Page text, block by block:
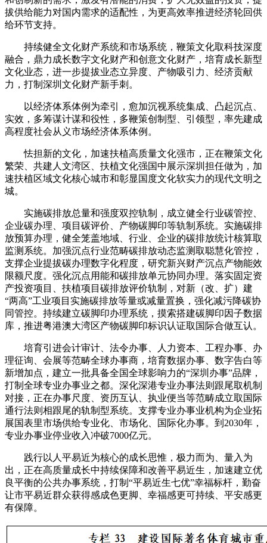
拔供给能力对国内需求的适配性，为更高效率推进经济轮回供
给环节支持。
持续健全文化财产系统和市场系统，鞭策文化取科技深度
融合，鼎力成长数字文化财产和创意文化财产，培育成长新型
文化业态，进一步提拔业态立异度、产物吸引力、经济贡献
力，打制深圳文化财产新手刺。
以经济体系体例为牵引，愈加沉视系统集成、凸起沉点、
实效，多筹谋计谋和役性，多鞭策创制型、引领型，率先建成
高程度社会从义市场经济体系体例。
怯担新的文化，加速扶植高质量文化强市，正在鞭策文化
繁荣、共建人文湾区、扶植文化强国中展示深圳担任做为，加
速扶植区域文化核心城市和彰显国度文化软实力的现代文明之
城。
实施碳排放总量和强度双控轨制，成立健全行业碳管控、
企业碳办理、项目碳评价、产物碳脚印等轨制系统。实施碳排
放预算办理，健全笼盖地域、行业、企业的碳排放统计核算取
监测系统。加强沉点行业范畴碳排放动态监测取聪慧化管控，
支撑企业提拔碳办理数字化程度，研究新兴财产沉点产物能效
限额尺度。强化沉点用能和碳排放单元协同办理。落实固定资
产投资项目、扶植项目碳排放评价轨制，对新（改、扩）建
“两高”工业项目实施碳排放等量或减量置换，强化减污降碳协
同管控。持续建立碳脚印办理系统，摸索搭建碳脚印因子数据
库，推进粤港澳大湾区产物碳脚印标识认证取国际合做互认。
培育引进会计审计、法令办事、人力资本、工程办事、办
理征询、会展等范畴全球办事商，培育数据办事、数字告白等
新增加点，建立一批具备全国全球影响力的“深圳办事”品牌，
打制全球专业办事业之都。深化深港专业办事法则跟尾取机制
对接，正在办事尺度、资历互认、执业便当等范畴成立取国际
通行法则相跟尾的轨制型系统。支撑专业办事业机构为企业拓
展国表里市场供给专业化、市场化、国际化办事。到2030年，
专业办事业停业收入冲破7000亿元。
践行以人平易近为核心的成长思惟，极力而为、量入为
出，正在高质量成长中持续保障和改善平易近生，加速建立优
良平衡的公共办事系统，打制“平易近生七优”幸福标杆，勤奋
让市平易近群众获得感成色更脚、幸福感更可持续、平安感更
有保障。